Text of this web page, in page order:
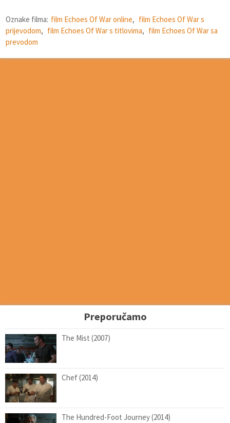
Oznake filma: film Echoes Of War online, film Echoes Of War s
prijevodom, film Echoes Of War s titlovima, film Echoes Of War sa
prevodom
Preporučamo
The Mist (2007)
Chef (2014)
The Hundred-Foot Journey (2014)